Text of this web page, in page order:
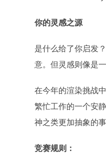
你的灵感之源
是什么给了你启发
意。但灵感则像是
在今年的渲染挑战
繁忙工作的一个安
神之类更加抽象的
竞赛规则：